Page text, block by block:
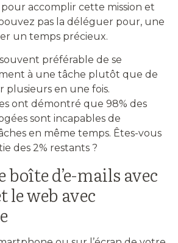
accomplir cette mission et
pas la déléguer pour, une
un temps précieux.
préférable de se
à une tâche plutôt que de
plusieurs en une fois.
ont démontré que 98% des
sont incapables de
en même temps. Êtes-vous
des 2% restants ?
boîte d’e-mails avec
le web avec